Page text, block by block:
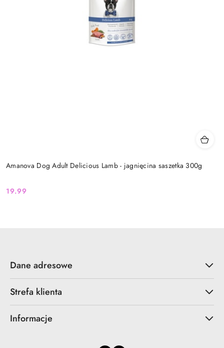
Amanova Dog Adult Delicious Lamb - jagnięcina saszetka 300g
Cena:
19.99
Dane adresowe
Strefa klienta
Informacje